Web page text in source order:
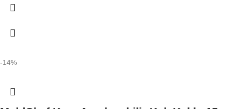
-14%